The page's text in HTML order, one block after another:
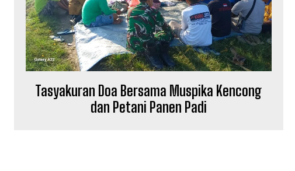
Tasyakuran Doa Bersama Muspika Kencong
dan Petani Panen Padi